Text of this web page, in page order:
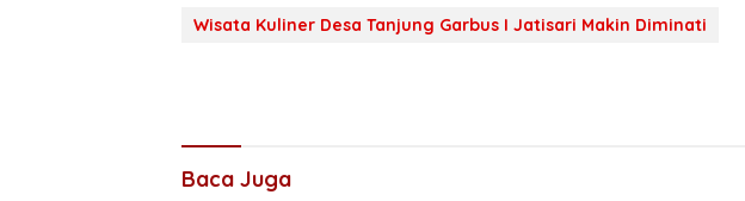
Wisata Kuliner Desa Tanjung Garbus I Jatisari Makin Diminati
Baca Juga